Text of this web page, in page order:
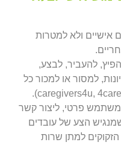
אישיים ולא למטרות
להעביר, לבצע,
למסור או למכור כל
פרטי, ליצור קשר
הצע של עובדים
למתן שרות